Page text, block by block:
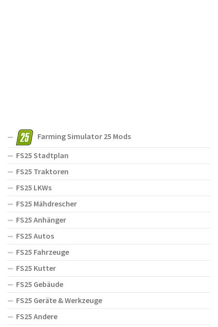
Farming Simulator 25 Mods
FS25 Stadtplan
FS25 Traktoren
FS25 LKWs
FS25 Mähdrescher
FS25 Anhänger
FS25 Autos
FS25 Fahrzeuge
FS25 Kutter
FS25 Gebäude
FS25 Geräte & Werkzeuge
FS25 Andere